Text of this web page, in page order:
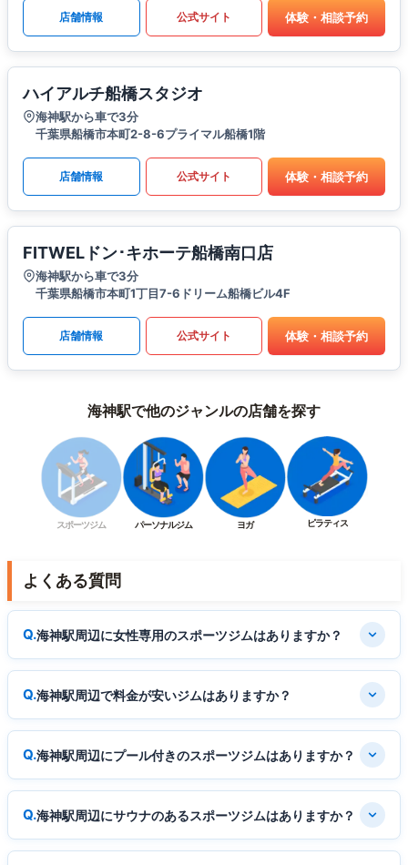
店舗情報 公式サイト 体験・相談予約
ハイアルチ船橋スタジオ
海神駅から車で3分
千葉県船橋市本町2-8-6プライマル船橋1階
店舗情報 公式サイト 体験・相談予約
FITWELドン･キホーテ船橋南口店
海神駅から車で3分
千葉県船橋市本町1丁目7-6ドリーム船橋ビル4F
店舗情報 公式サイト 体験・相談予約
海神駅で他のジャンルの店舗を探す
スポーツジム パーソナルジム ヨガ ピラティス
よくある質問
海神駅周辺に女性専用のスポーツジムはありますか？
海神駅周辺で料金が安いジムはありますか？
海神駅周辺にプール付きのスポーツジムはありますか？
海神駅周辺にサウナのあるスポーツジムはありますか？